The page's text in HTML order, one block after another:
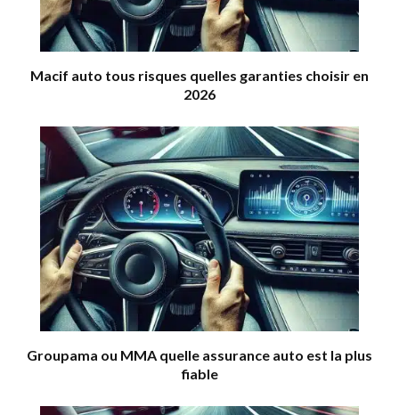
Macif auto tous risques quelles garanties choisir en
2026
Groupama ou MMA quelle assurance auto est la plus
fiable